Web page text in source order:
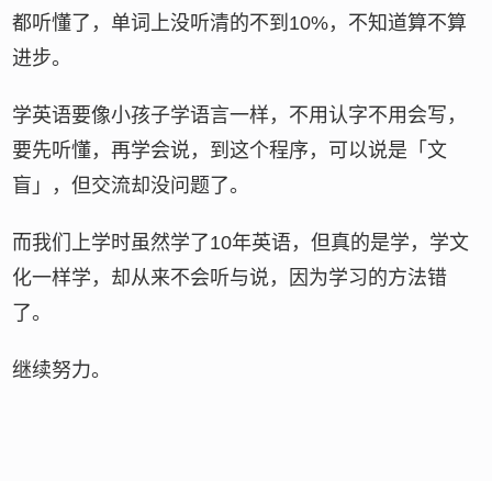
都听懂了，单词上没听清的不到10%，不知道算不算
进步。
学英语要像小孩子学语言一样，不用认字不用会写，
要先听懂，再学会说，到这个程序，可以说是「文
盲」，但交流却没问题了。
而我们上学时虽然学了10年英语，但真的是学，学文
化一样学，却从来不会听与说，因为学习的方法错
了。
继续努力。